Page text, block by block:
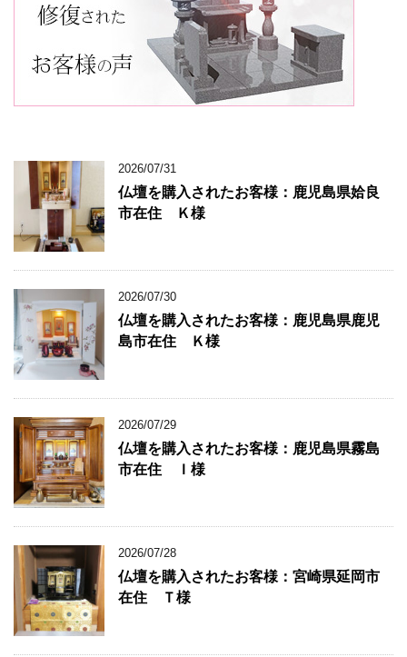
2026/07/31
仏壇を購入されたお客様：鹿児島県姶良
市在住 Ｋ様
2026/07/30
仏壇を購入されたお客様：鹿児島県鹿児
島市在住 Ｋ様
2026/07/29
仏壇を購入されたお客様：鹿児島県霧島
市在住 Ｉ様
2026/07/28
仏壇を購入されたお客様：宮崎県延岡市
在住 Ｔ様